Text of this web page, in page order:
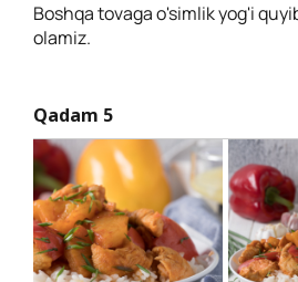
Boshqa tovaga o'simlik yog'i
olamiz.
Qadam 5